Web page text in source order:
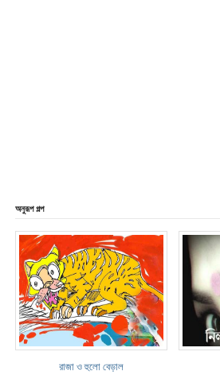
অনুরূপ গল্প
রাজা ও হুলো বেড়াল